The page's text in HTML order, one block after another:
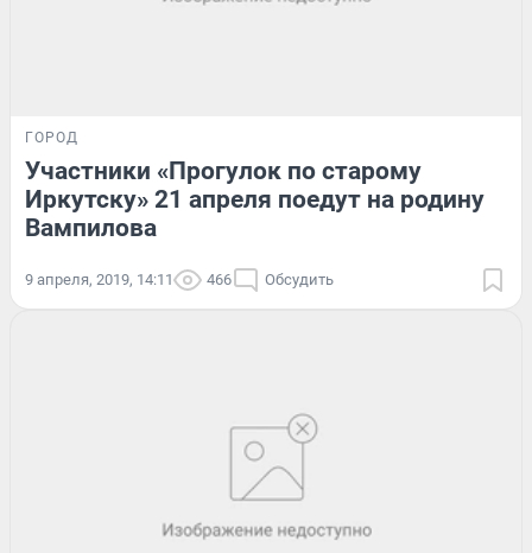
ГОРОД
Участники «Прогулок по старому
Иркутску» 21 апреля поедут на родину
Вампилова
9 апреля, 2019, 14:11 466 Обсудить